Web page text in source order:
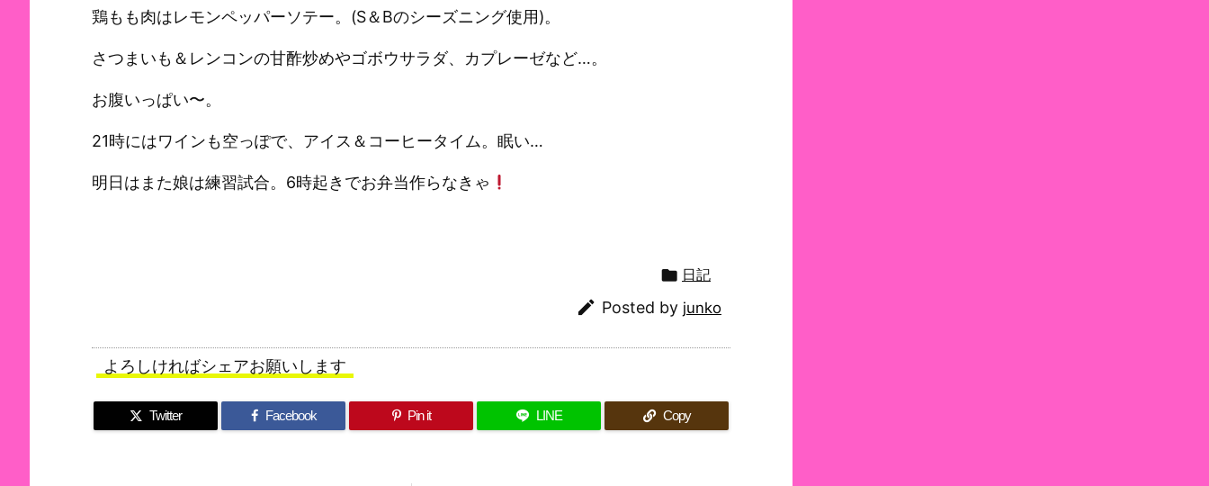
鶏もも肉はレモンペッパーソテー。(S＆Bのシーズニング使用)。
さつまいも＆レンコンの甘酢炒めやゴボウサラダ、カプレーゼなど…。
お腹いっぱい〜。
21時にはワインも空っぽで、アイス＆コーヒータイム。眠い…
明日はまた娘は練習試合。6時起きでお弁当作らなきゃ
 日記
 Posted by junko
よろしければシェアお願いします
Twitter Facebook Pin it LINE Copy